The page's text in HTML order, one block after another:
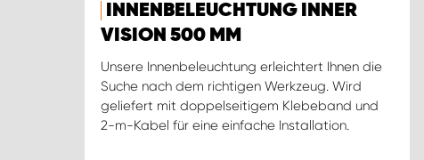
INNENBELEUCHTUNG INNER
VISION 500 MM
Unsere Innenbeleuchtung erleichtert Ihnen die
Suche nach dem richtigen Werkzeug. Wird
geliefert mit doppelseitigem Klebeband und
2-m-Kabel für eine einfache Installation.